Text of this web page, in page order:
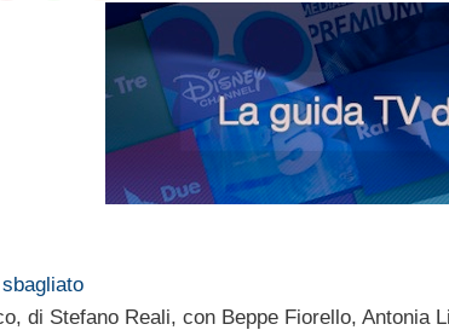
sbagliato
di Stefano Reali, con Beppe Fiorello, Antonia